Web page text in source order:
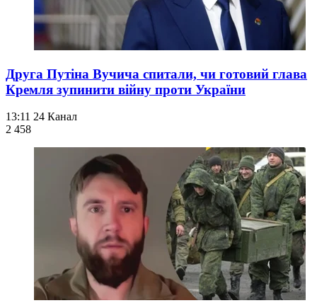
Друга Путіна Вучича спитали, чи готовий глава
Кремля зупинити війну проти України
13:11 24 Канал
2 458